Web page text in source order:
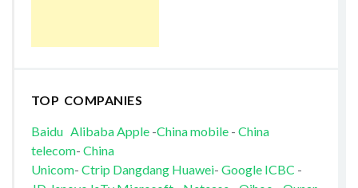
TOP COMPANIES
Baidu AlibabaApple-China mobile- China
telecom- China
Unicom- Ctrip Dangdang Huawei- Google ICBC -